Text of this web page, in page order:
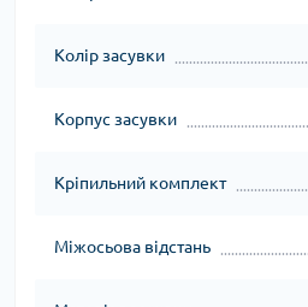
Колір засувки
Корпус засувки
Кріпильний комплект
Міжосьова відстань